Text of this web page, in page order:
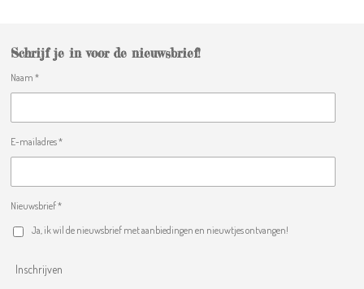
Schrijf je in voor de nieuwsbrief!
Naam *
E-mailadres *
Nieuwsbrief *
Ja, ik wil de nieuwsbrief met aanbiedingen en nieuwtjes ontvangen!
Inschrijven